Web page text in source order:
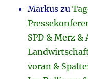
Markus zu
SPD & Merz
voran &